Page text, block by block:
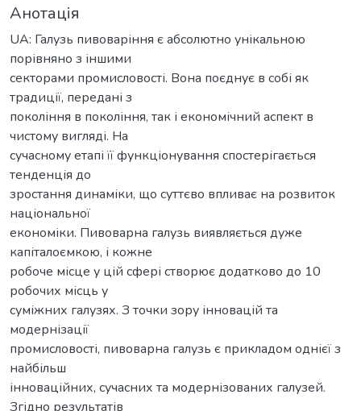
Анотація
UA: Галузь пивоваріння є абсолютно унікальною
порівняно з іншими
секторами промисловості. Вона поєднує в собі як
традиції, передані з
покоління в покоління, так і економічний аспект в
чистому вигляді. На
сучасному етапі її функціонування спостерігається
тенденція до
зростання динаміки, що суттєво впливає на розвиток
національної
економіки. Пивоварна галузь виявляється дуже
капіталоємкою, і кожне
робоче місце у цій сфері створює додатково до 10
робочих місць у
суміжних галузях. З точки зору інновацій та
модернізації
промисловості, пивоварна галузь є прикладом однієї з
найбільш
інноваційних, сучасних та модернізованих галузей.
Згідно результатів